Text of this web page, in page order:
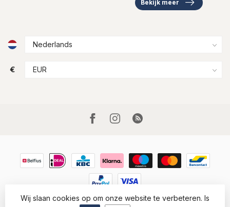
Bekijk meer
€
© Copyright 2026 Houtkamp Lederwaren- Powered by
Wij slaan cookies op om onze website te verbeteren. Is